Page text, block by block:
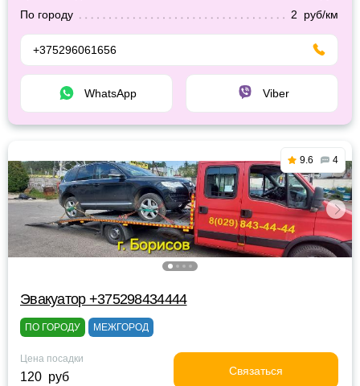
По городу
2 руб/км
+375296061656
WhatsApp Viber
9.6 4
Эвакуатор +375298434444
ПО ГОРОДУ МЕЖГОРОД
Цена посадки
120 руб Связаться